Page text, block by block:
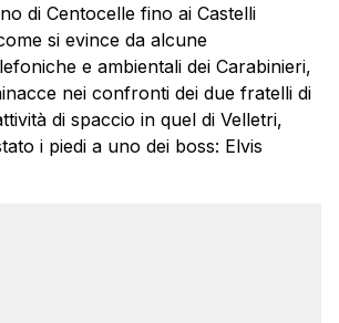
di Centocelle fino ai Castelli
si evince da alcune
e ambientali dei Carabinieri,
nei confronti dei due fratelli di
di spaccio in quel di Velletri,
i piedi a uno dei boss: Elvis